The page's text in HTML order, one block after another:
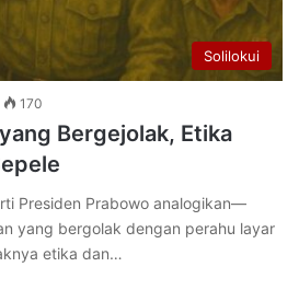
Solilokui
170
Bergejolak, Etika
Presiden Prabowo analogikan—
yang bergolak dengan perahu layar
etika dan…